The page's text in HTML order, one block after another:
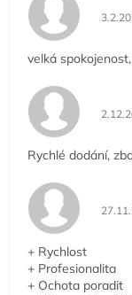
velká
Rychlé dodání,
+ Rychlost
+ Profesionalita
+ Ochota poradit